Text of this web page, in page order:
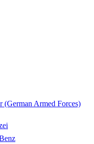
(German Armed Forces)